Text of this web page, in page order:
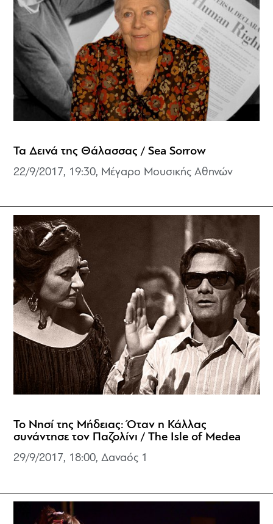
Τα Δεινά της Θάλασσας / Sea Sorrow
22/9/2017, 19:30, Μέγαρο Μουσικής Αθηνών
Το Νησί της Μήδειας: Όταν η Κάλλας
συνάντησε τον Παζολίνι / The Isle of Medea
29/9/2017, 18:00, Δαναός 1